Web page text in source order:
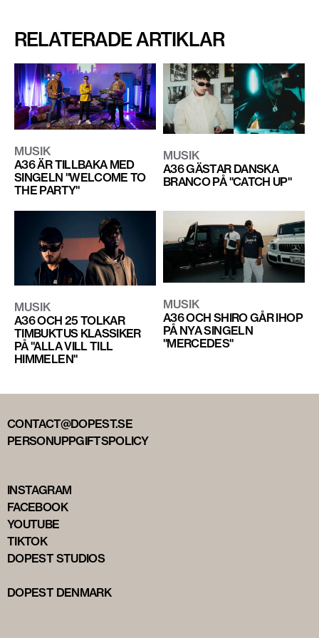
RELATERADE ARTIKLAR
MUSIK
A36 ÄR TILLBAKA MED
SINGELN "WELCOME TO
THE PARTY"
MUSIK
A36 GÄSTAR DANSKA
BRANCO PÅ "CATCH UP"
MUSIK
A36 OCH 25 TOLKAR
TIMBUKTUS KLASSIKER
PÅ "ALLA VILL TILL
HIMMELEN"
MUSIK
A36 OCH SHIRO GÅR IHOP
PÅ NYA SINGELN
"MERCEDES"
CONTACT@DOPEST.SE
PERSONUPPGIFTSPOLICY
INSTAGRAM
FACEBOOK
YOUTUBE
TIKTOK
DOPEST STUDIOS
DOPEST DENMARK